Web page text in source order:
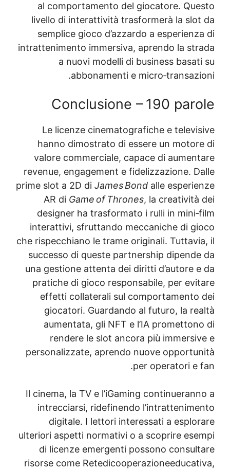
al comportamento del giocatore.
livello di interattività trasformerà la
semplice gioco d’azzardo a
intrattenimento immersiva, aprendo la
a nuovi modelli di business
abbonamenti e
Conclusione – 190
Le licenze cinematografiche e
hanno dimostrato di essere un
valore commerciale, capace di
revenue, engagement e fidelizzazione.
prime slot a 2D diJames Bondalle
AR diGame of Thrones, la
designer ha trasformato i rulli in
interattivi, sfruttando meccaniche di
che rispecchiano le trame originali.
successo di queste partnership
una gestione attenta dei diritti d’autore
pratiche di gioco responsabile, per
effetti collaterali sul
giocatori. Guardando al futuro, la
aumentata, gli NFT e l’IA
rendere le slot ancora più
personalizzate, aprendo nuove
per operatori
Il cinema, la TV e l’iGaming
intrecciarsi, ridefinendo
digitale. I lettori interessati a
ulteriori aspetti normativi o a scoprire
di licenze emergenti possono
risorse come